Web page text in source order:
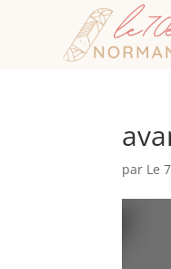
par Le